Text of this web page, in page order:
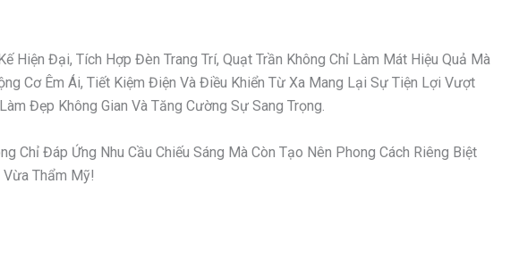
Hiện Đại, Tích Hợp Đèn Trang Trí, Quạt Trần Không Chỉ Làm Mát Hiệu Quả Mà
Cơ Êm Ái, Tiết Kiệm Điện Và Điều Khiển Từ Xa Mang Lại Sự Tiện Lợi Vượt
Đẹp Không Gian Và Tăng Cường Sự Sang Trọng.
Chỉ Đáp Ứng Nhu Cầu Chiếu Sáng Mà Còn Tạo Nên Phong Cách Riêng Biệt
Vừa Thẩm Mỹ!